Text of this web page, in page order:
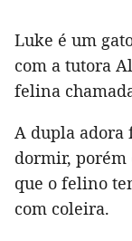
Luke é um
com a tutora
felina
A dupla adora
dormir, porém
que o felino
com coleira.